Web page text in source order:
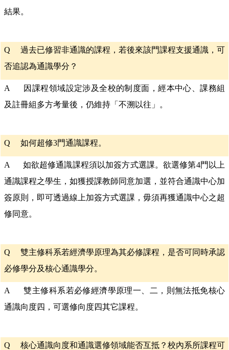
結果。
Q 過去已修習非通識的課程，若後來該門課程支援通識，可
否追認為通識學分？
A 因課程領域設定涉及全校的制度面，經本中心、課務組
及註冊組多方考量後，仍維持「不溯以往」。
Q 如何超修3門通識課程。
A 如欲超修通識課程須以加簽方式選課。欲選修第4門以上
通識課程之學生，如獲授課教師同意加選，並符合通識中心加
簽原則，即可透過線上加簽方式選課，毋須再獲通識中心之超
修同意。
Q 雙主修科系若經濟學原理為其必修課程，是否可同時承認
必修學分及核心通識學分。
A 雙主修科系若必修經濟學原理一、二，則無法抵免核心
通識向度四，可選修向度四其它課程。
Q 核心通識向度和通識選修領域能否互抵？校內系所課程可